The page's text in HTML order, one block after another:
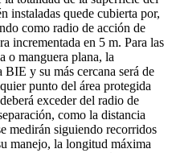
instaladas quede cubierta por,
como radio de acción de
incrementada en 5 m. Para las
o manguera plana, la
BIE y su más cercana será de
punto del área protegida
exceder del radio de
como la distancia
medirán siguiendo recorridos
manejo, la longitud máxima